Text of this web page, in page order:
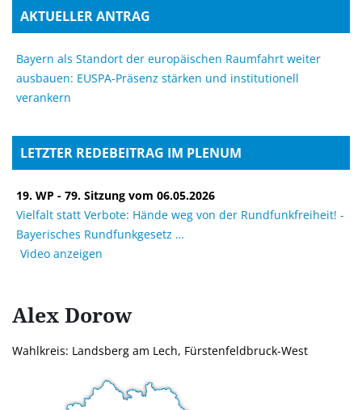
AKTUELLER ANTRAG
Bayern als Standort der europäischen Raumfahrt weiter
ausbauen: EUSPA-Präsenz stärken und institutionell
verankern
LETZTER REDEBEITRAG IM PLENUM
19. WP - 79. Sitzung vom 06.05.2026
Vielfalt statt Verbote: Hände weg von der Rundfunkfreiheit! -
Bayerisches Rundfunkgesetz
Video anzeigen
Alex Dorow
Wahlkreis: Landsberg am Lech, Fürstenfeldbruck-West